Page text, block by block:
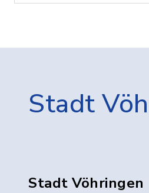
Stadt
Stadt Vöhringen